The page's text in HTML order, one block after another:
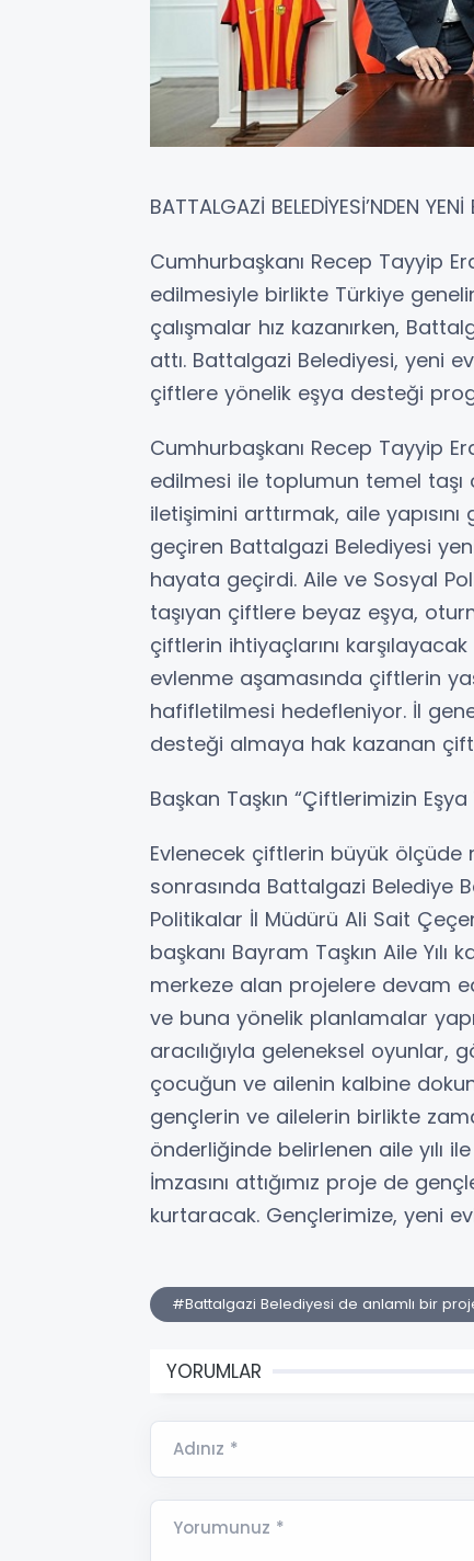
BATTALGAZİ BELEDİYESİ’NDEN
Cumhurbaşkanı Recep Tayyip
edilmesiyle birlikte Türkiye
çalışmalar hız kazanırken,
attı. Battalgazi Belediyesi, yeni
çiftlere yönelik eşya desteği
Cumhurbaşkanı Recep Tayyip
edilmesi ile toplumun temel
iletişimini arttırmak, aile
geçiren Battalgazi Belediyesi
hayata geçirdi. Aile ve Sosyal
taşıyan çiftlere beyaz eşya,
çiftlerin ihtiyaçlarını
evlenme aşamasında çiftlerin
hafifletilmesi hedefleniyor. İl
desteği almaya hak kazanan
Başkan Taşkın “Çiftlerimizin Eşya
Evlenecek çiftlerin büyük
sonrasında Battalgazi Belediye
Politikalar İl Müdürü Ali Sait
başkanı Bayram Taşkın Aile
merkeze alan projelere devam
ve buna yönelik planlamalar
aracılığıyla geleneksel
çocuğun ve ailenin kalbine
gençlerin ve ailelerin birlikte
önderliğinde belirlenen aile yılı
İmzasını attığımız proje de
kurtaracak. Gençlerimize, yeni
#Battalgazi Belediyesi de anlamlı bir
YORUMLAR
Adınız *
Yorumunuz *